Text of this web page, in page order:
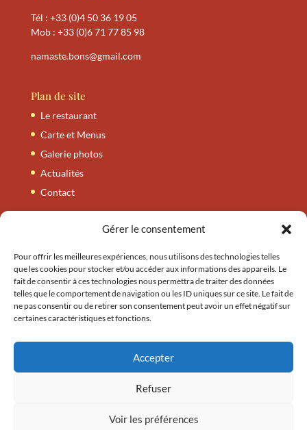
Gérer le consentement
Pour offrir les meilleures expériences, nous utilisons des technologies telles
que les cookies pour stocker et/ou accéder aux informations des appareils. Le
fait de consentir à ces technologies nous permettra de traiter des données
telles que le comportement de navigation ou les ID uniques sur ce site. Le fait de
ne pas consentir ou de retirer son consentement peut avoir un effet négatif sur
certaines caractéristiques et fonctions.
Accepter
Refuser
Voir les préférences
Tél : +33 (0)4 50 36 19 05
Mob : +33 (0)6 71 77 85 98
namaste.bons@gmail.com
Plan de site
Le restaurant
Carte et Menus
Galerie photos
Actualités
Contact
Nos entrées
Nos tandooris
Nos plats
Nos accompagnements